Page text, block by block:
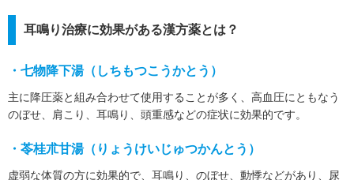
耳鳴り治療に効果がある漢方薬とは？
・七物降下湯（しちもつこうかとう）
主に降圧薬と組み合わせて使用することが多く、高血圧にともなう
のぼせ、肩こり、耳鳴り、頭重感などの症状に効果的です。
・苓桂朮甘湯（りょうけいじゅつかんとう）
虚弱な体質の方に効果的で、耳鳴り、のぼせ、動悸などがあり、尿